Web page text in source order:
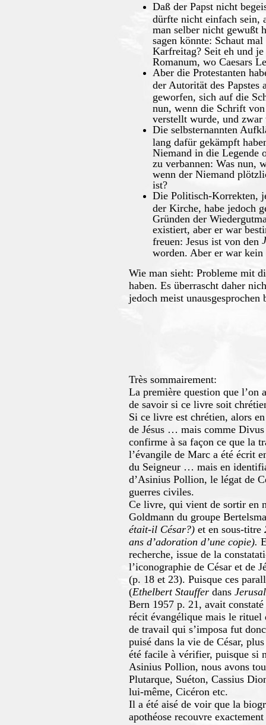
Daß der Papst nicht
dürfte nicht einfach sein,
man selber nicht gewußt
sagen könnte: Schaut
Karfreitag? Seit eh und
Romanum, wo Caesars
Aber die Protestanten
der Autorität des Papstes
geworfen, sich auf die
nun, wenn die Schrift
verstellt wurde, und
Die selbsternannten
lang dafür gekämpft
Niemand in die Legende
zu verbannen: Was nun,
wenn der Niemand
ist?
Die Politisch-Korrekten,
der Kirche, habe jedoch
Gründen der
existiert, aber er war
freuen: Jesus ist von den
worden. Aber er war
Wie man sieht: Probleme mit
haben. Es überrascht daher
jedoch meist unausgesprochen
Très sommairement:
La première question que l’on
de savoir si ce livre soit
Si ce livre est chrétien, alors
de Jésus … mais comme
confirme à sa façon ce que la
l’évangile de Marc a été écrit
du Seigneur … mais en
d’Asinius Pollion, le légat de
guerres civiles.
Ce livre, qui vient de sortir en
Goldmann du groupe
était-il César?) et en sous-titre
ans d’adoration d’une copie).
recherche, issue de la
l’iconographie de César et de
(p. 18 et 23). Puisque ces
(Ethelbert Stauffer dans
Bern 1957 p. 21, avait
récit évangélique mais le rituel
de travail qui s’imposa fut
puisé dans la vie de César,
été facile à vérifier, puisque si
Asinius Pollion, nous avons
Plutarque, Suéton, Cassius
lui-même, Cicéron etc.
Il a été aisé de voir que la
apothéose recouvre